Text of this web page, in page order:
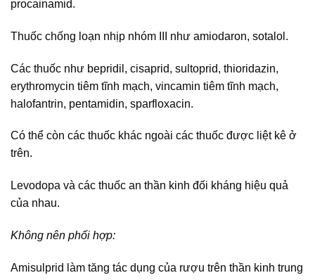
procainamid.
Thuốc chống loạn nhịp nhóm III như amiodaron, sotalol.
Các thuốc như bepridil, cisaprid, sultoprid, thioridazin,
erythromycin tiêm tĩnh mạch, vincamin tiêm tĩnh mạch,
halofantrin, pentamidin, sparfloxacin.
Có thể còn các thuốc khác ngoài các thuốc được liệt kê ở
trên.
Levodopa và các thuốc an thần kinh đối kháng hiệu quả
của nhau.
Không nên phối hợp:
Amisulprid làm tăng tác dụng của rượu trên thần kinh trung